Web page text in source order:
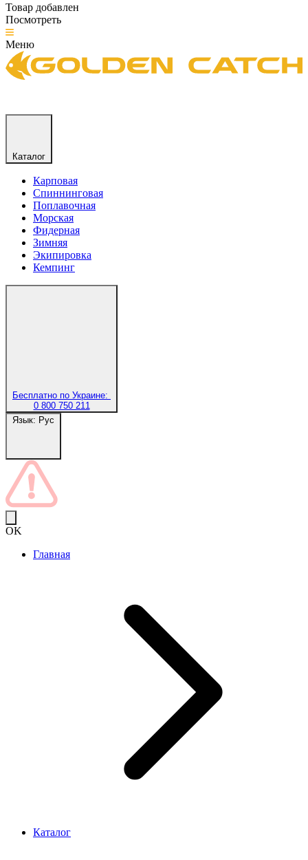
Товар добавлен
Посмотреть
Меню
Каталог
Карповая
Спиннинговая
Поплавочная
Морская
Фидерная
Зимняя
Экипировка
Кемпинг
Бесплатно по Украине:
0 800 750 211
Язык: Рус
OK
Главная
Каталог